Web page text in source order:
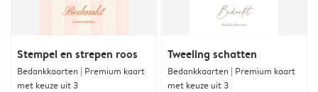
Stempel en strepen roos
Bedankkaarten | Premium kaart
met keuze uit 3
Tweeling schatten
Bedankkaarten | Premium kaart
met keuze uit 3